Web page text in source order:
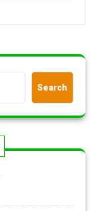
Search